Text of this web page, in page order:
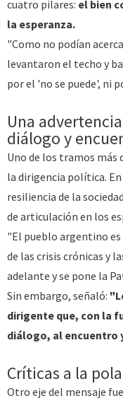
cuatro pilares: el bien
la esperanza.
"Como no podían
levantaron el techo y
por el 'no se puede', ni
Una
diálogo y
Uno de los tramos más
la dirigencia política.
resiliencia de la
de articulación en los
"El pueblo argentino es
de las crisis crónicas y
adelante y se pone la
Sin embargo, señaló:
dirigente que, con la
diálogo, al encuentro
Críticas a la
Otro eje del mensaje